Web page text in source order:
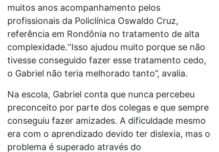
muitos anos acompanhamento pelos
profissionais da Policlínica Oswaldo Cruz,
referência em Rondônia no tratamento de alta
complexidade.‘‘Isso ajudou muito porque se não
tivesse conseguido fazer esse tratamento cedo,
o Gabriel não teria melhorado tanto’’, avalia.
Na escola, Gabriel conta que nunca percebeu
preconceito por parte dos colegas e que sempre
conseguiu fazer amizades. A dificuldade mesmo
era com o aprendizado devido ter dislexia, mas o
problema é superado através do